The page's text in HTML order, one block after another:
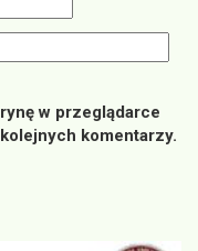
w przeglądarce
komentarzy.